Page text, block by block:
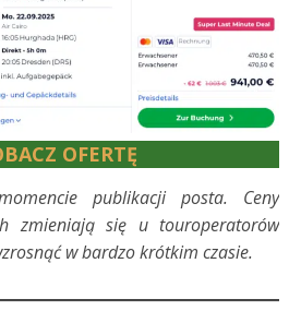
OFERTĘ
publikacji posta. Ceny
zmieniają się u touroperatorów
w bardzo krótkim czasie.